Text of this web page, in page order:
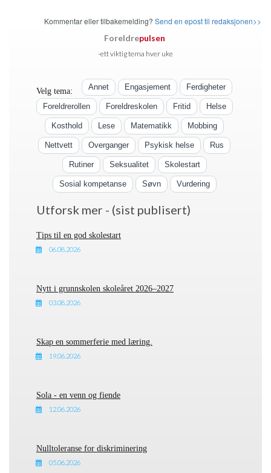
Kommentar eller tilbakemelding? Send en epost til redaksjonen>>
Foreldrepulsen
-ett viktig tema hver uke
Velg tema: Annet Engasjement Ferdigheter
Foreldrerollen Foreldreskolen Fritid Helse
Kosthold Lese Matematikk Mobbing
Nettvett Overganger Psykisk helse Rus
Rutiner Seksualitet Skolestart
Sosial kompetanse Søvn Vurdering
Utforsk mer - (sist publisert)
Tips til en god skolestart
06.08.2026
Nytt i grunnskolen skoleåret 2026–2027
03.08.2026
Skap en sommerferie med læring.
19.06.2026
Sola - en venn og fiende
12.06.2026
Nulltoleranse for diskriminering
05.06.2026